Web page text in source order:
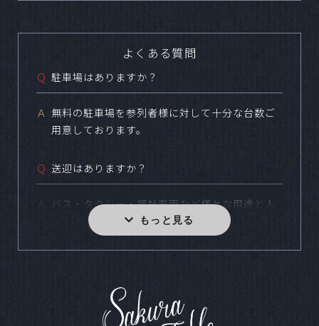
よくある質問
Ｑ 駐車場はありますか？
Ａ 無料の駐車場を参列者様に対して十分な台数ご
用意しております。
Ｑ 送迎はありますか？
Ａ
バス・タクシー・福祉車両など様々な用途と人
数に合わせてご用意しております。
どの様なスタイルでも結婚式をご実施いただけ
ます。写真のみやお食事のない結婚式など、お